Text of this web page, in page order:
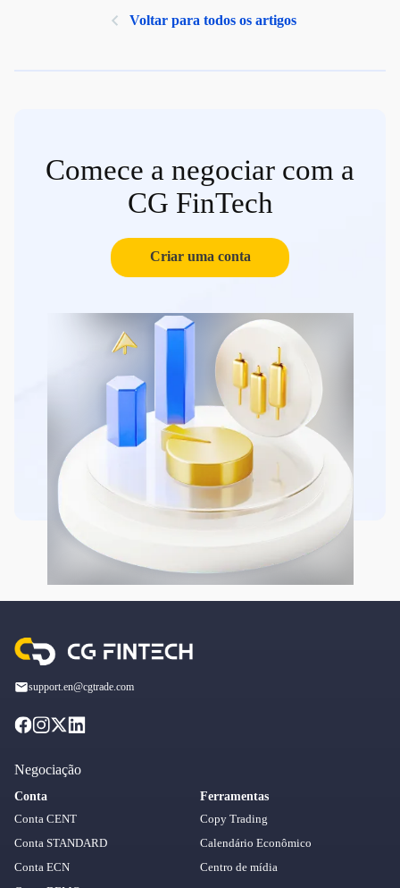
Voltar para todos os artigos
Comece a negociar com a
CG FinTech
Criar uma conta
support.en@cgtrade.com
Negociação
Conta
Conta CENT
Conta STANDARD
Conta ECN
Ferramentas
Copy Trading
Calendário Econômico
Centro de mídia